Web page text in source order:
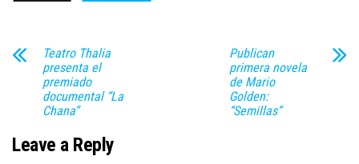
Teatro Thalia
presenta el
premiado
documental “La
Chana”
Publican
primera novela
de Mario
Golden:
“Semillas”
Leave a Reply